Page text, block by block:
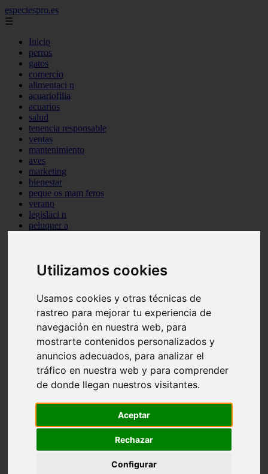
Utilizamos cookies
Usamos cookies y otras técnicas de
rastreo para mejorar tu experiencia de
navegación en nuestra web, para
mostrarte contenidos personalizados y
anuncios adecuados, para analizar el
tráfico en nuestra web y para comprender
de donde llegan nuestros visitantes.
Aceptar
Rechazar
Configurar
especiespro.es
☰
Inicio
perros
gatos
comercio
alimentaci n
acuariofilia
acuarios
salud
tenencia responsable
ventas
mantenimiento
aves
marketing
bienestar
peque os mam feros
verano
legislaci n
peluquer a
consejos
comportamiento
reptiles
abandono
ferias
higiene
snacks
acuario
iberzoo propet
comercios
cr a
especies invasoras